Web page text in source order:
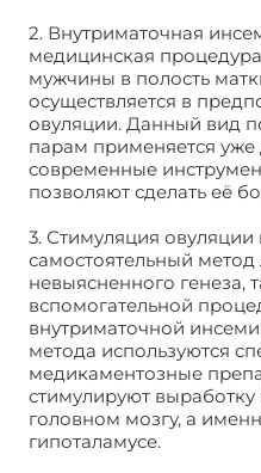
2. Внутриматочная
медицинская
мужчины в полость
осуществляется в
овуляции. Данный вид
парам применяется уже
современные
позволяют сделать её
3. Стимуляция овуляции
самостоятельный
невыясненного генеза,
вспомогательной
внутриматочной
метода используются
медикаментозные
стимулируют
головном мозгу, а
гипоталамусе.